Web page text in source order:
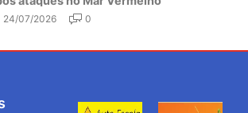
24/07/2026 0